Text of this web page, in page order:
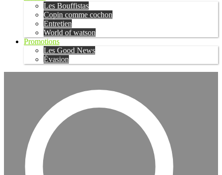
Les Bouffistas
Copin comme cochon
Entretien
World of watson
Promotions
Les Good News
Évasion